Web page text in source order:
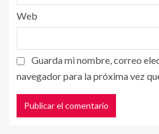
Web
Guarda mi nombre, correo
navegador para la próxima vez